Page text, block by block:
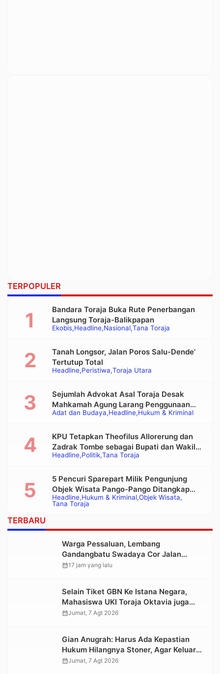
TERPOPULER
Ekobis Headline Nasional Tana Toraja
Bandara Toraja Buka Rute Penerbangan
Langsung Toraja-Balikpapan
Headline Peristiwa Toraja Utara
Tanah Longsor, Jalan Poros Salu-Dende’
Tertutup Total
Adat dan Budaya Headline Hukum & Kriminal
Sejumlah Advokat Asal Toraja Desak
Mahkamah Agung Larang Penggunaan
Alat Berat pada Eksekusi Rumah Adat
Headline Politik Tana Toraja
KPU Tetapkan Theofilus Allorerung dan
Zadrak Tombe sebagai Bupati dan Wakil
Bupati Tana Toraja Terpilih
Headline Hukum & Kriminal Objek Wisata
Tana Toraja
5 Pencuri Sparepart Milik Pengunjung
Objek Wisata Pango-Pango Ditangkap
Polisi
TERBARU
Warga Pessaluan, Lembang
Gandangbatu Swadaya Cor Jalan
Kabupaten
calendar_month17 jam yang lalu
Selain Tiket GBN Ke Istana Negara,
Mahasiswa UKI Toraja Oktavia juga
Lolos ke Pekan Seni Mahasiswa
calendar_monthJumat, 7 Agt 2026
Gian Anugrah: Harus Ada Kepastian
Hukum Hilangnya Stoner, Agar Keluarga
tidak Larut dalam Trauma dan
calendar_monthJumat, 7 Agt 2026